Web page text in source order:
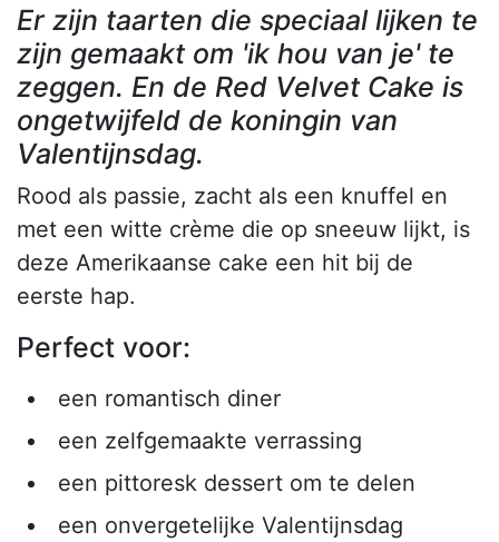
Er zijn taarten die speciaal lijken te
zijn gemaakt om 'ik hou van je' te
zeggen. En de Red Velvet Cake is
ongetwijfeld de koningin van
Valentijnsdag.
Rood als passie, zacht als een knuffel en
met een witte crème die op sneeuw lijkt, is
deze Amerikaanse cake een hit bij de
eerste hap.
Perfect voor:
een romantisch diner
een zelfgemaakte verrassing
een pittoresk dessert om te delen
een onvergetelijke Valentijnsdag